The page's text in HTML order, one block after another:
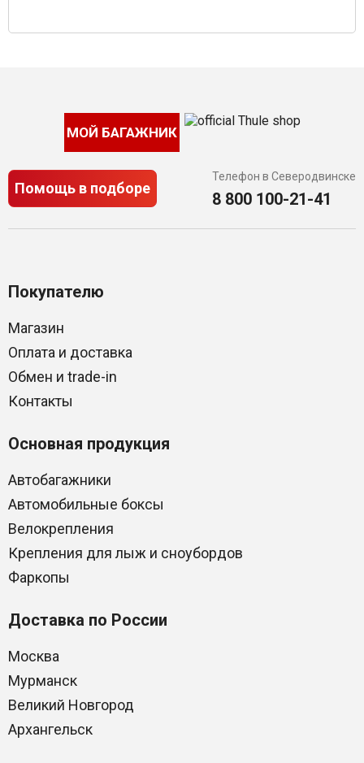
МОЙ БАГАЖНИК
Помощь в подборе
Телефон в Северодвинске
8 800 100-21-41
Покупателю
Магазин
Оплата и доставка
Обмен и trade-in
Контакты
Основная продукция
Автобагажники
Автомобильные боксы
Велокрепления
Крепления для лыж и сноубордов
Фаркопы
Доставка по России
Москва
Мурманск
Великий Новгород
Архангельск